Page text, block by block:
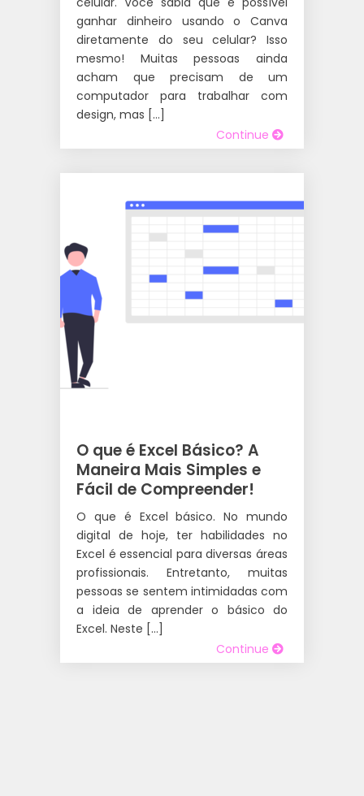
ganhar dinheiro usando o Canva
diretamente do seu celular? Isso
mesmo! Muitas pessoas ainda
acham que precisam de um
computador para trabalhar com
design, mas […]
Continue
O que é Excel Básico? A
Maneira Mais Simples e
Fácil de Compreender!
O que é Excel básico. No mundo
digital de hoje, ter habilidades no
Excel é essencial para diversas áreas
profissionais. Entretanto, muitas
pessoas se sentem intimidadas com
a ideia de aprender o básico do
Excel. Neste […]
Continue